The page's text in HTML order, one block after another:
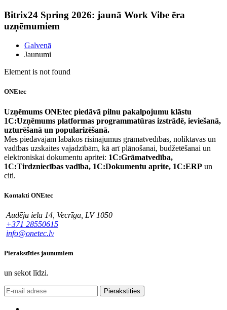
Bitrix24 Spring 2026: jaunā Work Vibe ēra
uzņēmumiem
Galvenā
Jaunumi
Element is not found
ONEtec
Uzņēmums ONEtec piedāvā pilnu pakalpojumu klāstu
1C:Uzņēmums platformas programmatūras izstrādē, ieviešanā,
uzturēšanā un popularizēšanā.
Mēs piedāvājam labākos risinājumus grāmatvedības, noliktavas un
vadības uzskaites vajadzībām, kā arī plānošanai, budžetēšanai un
elektroniskai dokumentu apritei: 1C:Grāmatvedība,
1C:Tirdzniecības vadība, 1C:Dokumentu aprite, 1C:ERP un
citi.
Kontakti ONEtec
Audēju iela 14, Vecrīga, LV 1050
+371 28550615
info@onetec.lv
Pierakstīties jaunumiem
un sekot līdzi.
Pierakstities